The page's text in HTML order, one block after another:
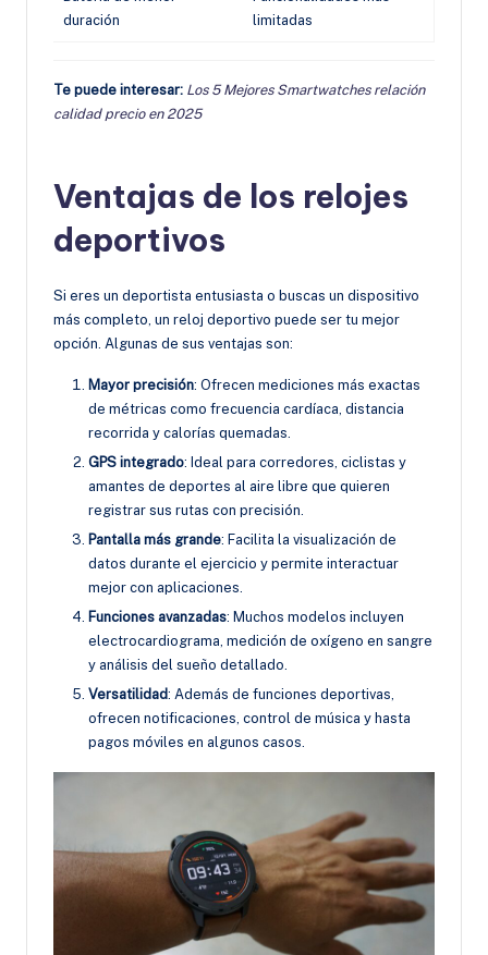
duración
limitadas
Te puede interesar: Los 5 Mejores Smartwatches relación
calidad precio en 2025
Ventajas de los relojes
deportivos
Si eres un deportista entusiasta o buscas un dispositivo
más completo, un reloj deportivo puede ser tu mejor
opción. Algunas de sus ventajas son:
Mayor precisión: Ofrecen mediciones más exactas
de métricas como frecuencia cardíaca, distancia
recorrida y calorías quemadas.
GPS integrado: Ideal para corredores, ciclistas y
amantes de deportes al aire libre que quieren
registrar sus rutas con precisión.
Pantalla más grande: Facilita la visualización de
datos durante el ejercicio y permite interactuar
mejor con aplicaciones.
Funciones avanzadas: Muchos modelos incluyen
electrocardiograma, medición de oxígeno en sangre
y análisis del sueño detallado.
Versatilidad: Además de funciones deportivas,
ofrecen notificaciones, control de música y hasta
pagos móviles en algunos casos.